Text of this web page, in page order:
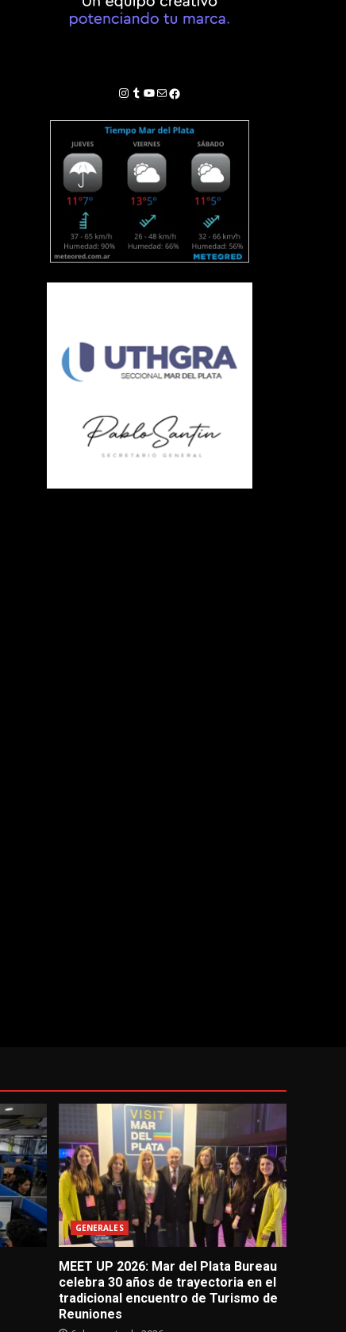
Instagram
Tumblr
YouTube
Correo electrónico
Facebook
GENERALES
MEET UP 2026: Mar del Plata Bureau
celebra 30 años de trayectoria en el
tradicional encuentro de Turismo de
Reuniones